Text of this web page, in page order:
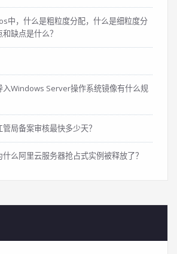
中，什么是粗粒度分配，什么是细粒度分
缺点是什么？
入Windows Server操作系统镜像有什么规
局备案审核最快多少天？
么阿里云服务器抢占式实例被释放了？